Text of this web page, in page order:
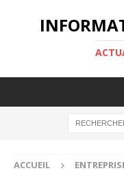
ACCUEIL